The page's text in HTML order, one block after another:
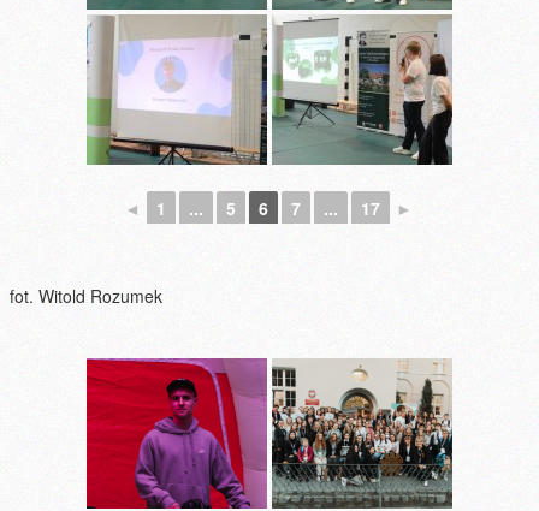
◄ 1 ... 5 6 7 ... 17 ►
fot. Witold Rozumek